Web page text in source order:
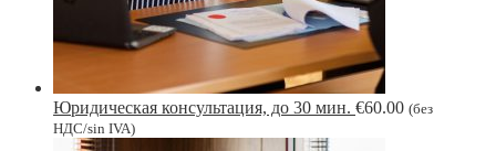
Юридическая консультация, до 30 мин. €60.00 (без
НДС/sin IVA)